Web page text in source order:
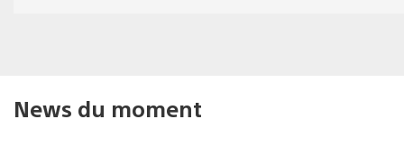
News du moment